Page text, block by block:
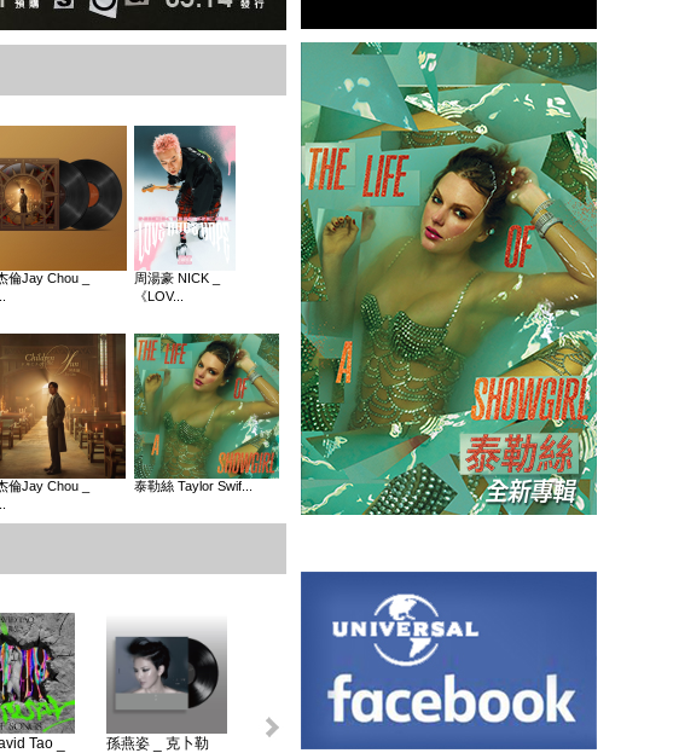
倫Jay Chou _
周湯豪 NICK _
《LOV...
倫Jay Chou _
泰勒絲 Taylor Swif...
Tao _
孫燕姿 _ 克卜勒